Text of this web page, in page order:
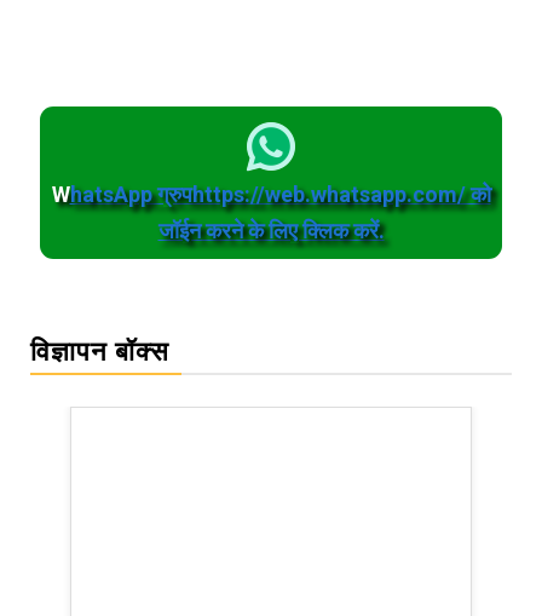
WhatsApp ग्रुपhttps://web.whatsapp.com/ को
जॉईन करने के लिए क्लिक करें.
विज्ञापन बॉक्स